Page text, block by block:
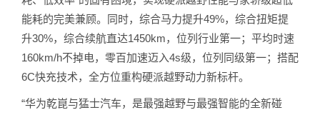
能耗的完美兼顾。同时，综合马力提升49%，综合扭矩提
升30%，综合续航直达1450km，位列行业第一；平均时速
160km/h不掉电，零百加速迈入4s级，位列同级第一；搭配
6C快充技术，全方位重构硬派越野动力新标杆。
“华为乾崑与猛士汽车，是最强越野与最强智能的全新碰